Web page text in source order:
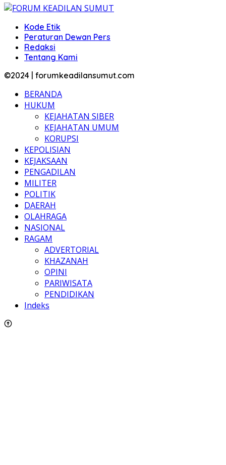
Kode Etik
Peraturan Dewan Pers
Redaksi
Tentang Kami
©2024 | forumkeadilansumut.com
BERANDA
HUKUM
KEJAHATAN SIBER
KEJAHATAN UMUM
KORUPSI
KEPOLISIAN
KEJAKSAAN
PENGADILAN
MILITER
POLITIK
DAERAH
OLAHRAGA
NASIONAL
RAGAM
ADVERTORIAL
KHAZANAH
OPINI
PARIWISATA
PENDIDIKAN
Indeks